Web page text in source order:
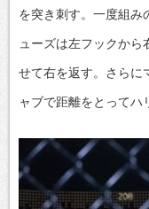
を突き刺す。一度組み
ューズは左フックから
せて右を返す。さらに
ャブで距離をとってハ